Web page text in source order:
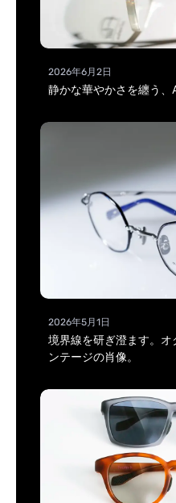
2026年6月2日
静かな華やかさを纏う
2026年5月1日
境界線を研ぎ澄ます。オ
ンテージの肖像。